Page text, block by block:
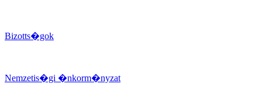
Bizotts�gok
Nemzetis�gi �nkorm�nyzat